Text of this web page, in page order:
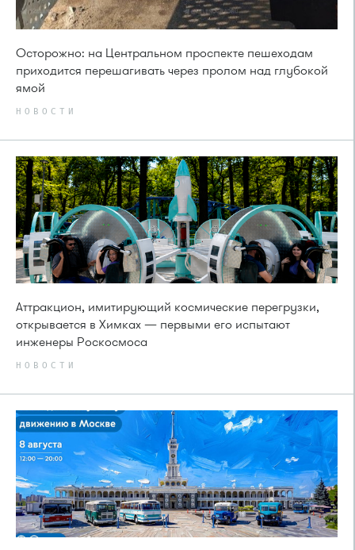
Осторожно: на Центральном проспекте пешеходам
приходится перешагивать через пролом над глубокой
ямой
НОВОСТИ
Аттракцион, имитирующий космические перегрузки,
открывается в Химках — первыми его испытают
инженеры Роскосмоса
НОВОСТИ